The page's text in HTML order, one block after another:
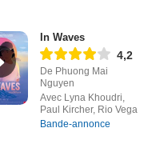
In Waves
4,2
De Phuong Mai
Nguyen
Avec Lyna Khoudri,
Paul Kircher, Rio Vega
Bande-annonce